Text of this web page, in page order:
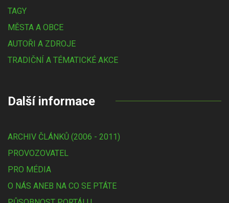
TAGY
MĚSTA A OBCE
AUTOŘI A ZDROJE
TRADIČNÍ A TÉMATICKÉ AKCE
Další informace
ARCHIV ČLÁNKŮ (2006 - 2011)
PROVOZOVATEL
PRO MÉDIA
O NÁS ANEB NA CO SE PTÁTE